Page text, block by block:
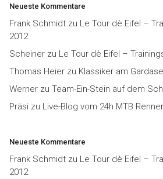
Neueste Kommentare
Frank Schmidt zu Le Tour dè Eifel –
2012
Scheiner zu Le Tour dè Eifel –
Thomas Heier zu Klassiker am
Werner zu Team-Ein-Stein auf dem
Präsi zu Live-Blog vom 24h MTB
Neueste Kommentare
Frank Schmidt zu Le Tour dè Eifel –
2012